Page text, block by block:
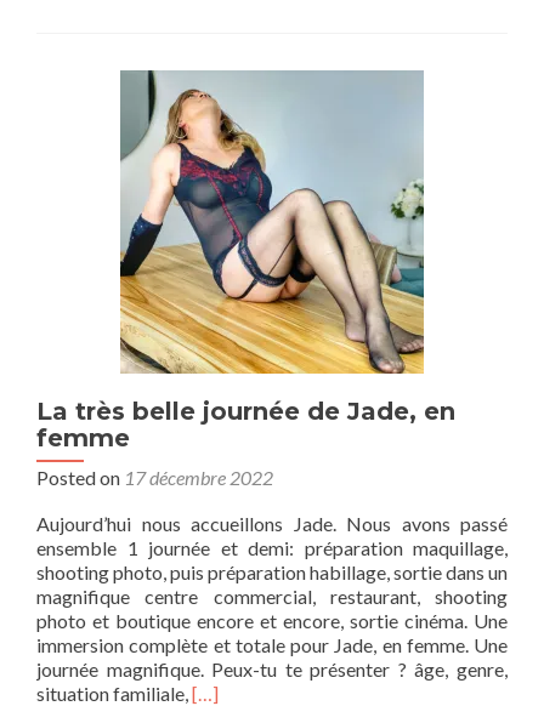
4
pro
La très belle journée de Jade, en
femme
Posted on 17 décembre 2022
Aujourd’hui nous accueillons Jade. Nous avons passé
ensemble 1 journée et demi: préparation maquillage,
shooting photo, puis préparation habillage, sortie dans un
magnifique centre commercial, restaurant, shooting
photo et boutique encore et encore, sortie cinéma. Une
immersion complète et totale pour Jade, en femme. Une
journée magnifique. Peux-tu te présenter ? âge, genre,
situation familiale,Read
[…]